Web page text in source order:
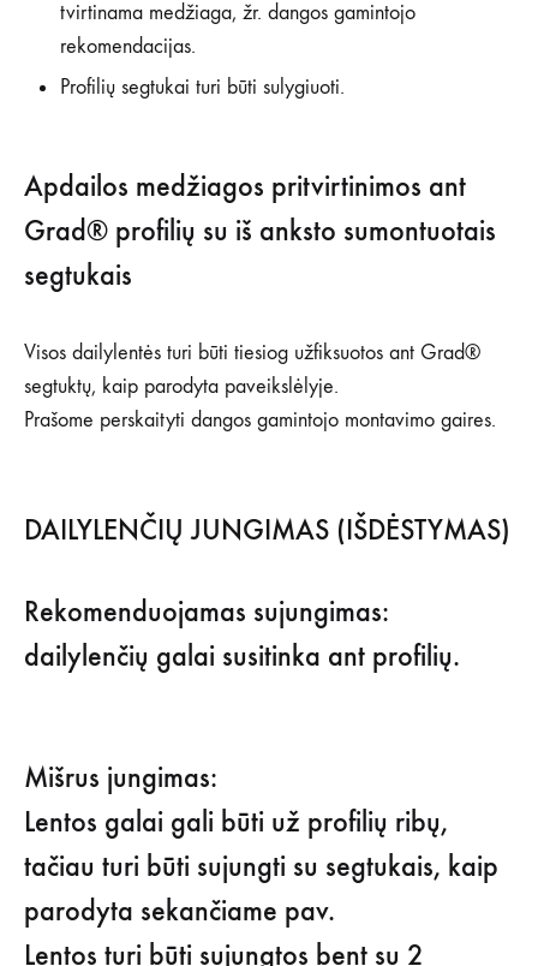
tvirtinama medžiaga, žr. dangos gamintojo
rekomendacijas.
Profilių segtukai turi būti sulygiuoti.
Apdailos medžiagos pritvirtinimos ant
Grad® profilių su iš anksto sumontuotais
segtukais
Visos dailylentės turi būti tiesiog užfiksuotos ant Grad®
segtuktų, kaip parodyta paveikslėlyje.
Prašome perskaityti dangos gamintojo montavimo gaires.
DAILYLENČIŲ JUNGIMAS (IŠDĖSTYMAS)
Rekomenduojamas sujungimas:
dailylenčių galai susitinka ant profilių.
Mišrus jungimas:
Lentos galai gali būti už profilių ribų,
tačiau turi būti sujungti su segtukais, kaip
parodyta sekančiame pav.
Lentos turi būti sujungtos bent su 2